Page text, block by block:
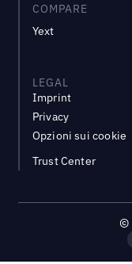
COMPARE
Yext
LEGAL
Imprint
Privacy
Opzioni sui cookie
Trust Center
©